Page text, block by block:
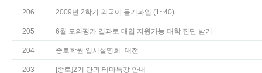
206 2009년 2학기 외국어 듣기파일 (1~40)
205 6월 모의평가 결과로 대입 지원가능 대학 진단 받기
204 종로학원 입시설명회_대전
203 [종로]2기 단과 테마특강 안내